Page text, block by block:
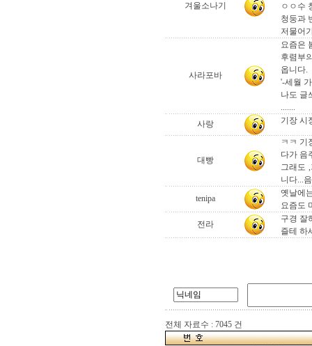
겨울소나기
ㅇㅇ수
청둥과
저물어
사라포바
요즘은
후렴부
옵니다.
'-세월
나도 글
.......
사랑
기장 시
대빵
ㅋㅋ 기
다가 음
그래도
니다...
tenipa
옛날에
요즘도
전라
구경 잘
즐테 하
전체 자료수 : 7045 건